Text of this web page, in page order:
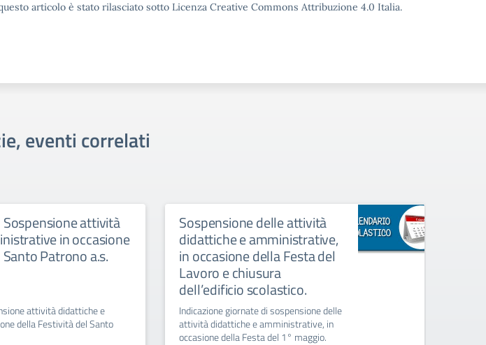
articolo è stato rilasciato sotto Licenza Creative Commons Attribuzione 4.0 Italia.
eventi correlati
attività
in occasione
Patrono a.s.
attività didattiche e
della Festività del Santo
Sospensione delle attività
didattiche e amministrative,
in occasione della Festa del
Lavoro e chiusura
dell’edificio scolastico.
Indicazione giornate di sospensione delle
attività didattiche e amministrative, in
occasione della Festa del 1° maggio.